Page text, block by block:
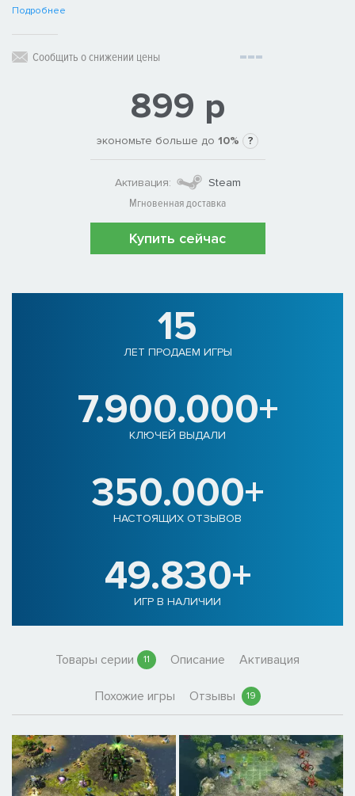
Подробнее
Сообщить о снижении цены
899 р
экономьте больше до 10% ?
Активация:
Steam
Мгновенная доставка
Купить сейчас
15
ЛЕТ ПРОДАЕМ ИГРЫ
7.900.000+
КЛЮЧЕЙ ВЫДАЛИ
350.000+
НАСТОЯЩИХ ОТЗЫВОВ
49.830+
ИГР В НАЛИЧИИ
Товары серии 11 Описание Активация
Похожие игры Отзывы 19